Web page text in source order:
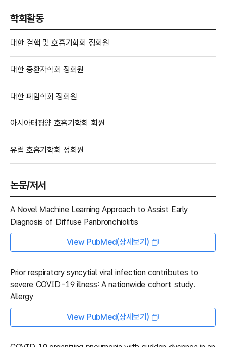
학회활동
대한 결핵 및 호흡기학회 정회원
대한 중환자학회 정회원
대한 폐암학회 정회원
아시아태평양 호흡기학회 회원
유럽 호흡기학회 정회원
논문/저서
A Novel Machine Learning Approach to Assist Early
Diagnosis of Diffuse Panbronchiolitis
View PubMed(상세보기)
Prior respiratory syncytial viral infection contributes to
severe COVID-19 illness: A nationwide cohort study.
Allergy
View PubMed(상세보기)